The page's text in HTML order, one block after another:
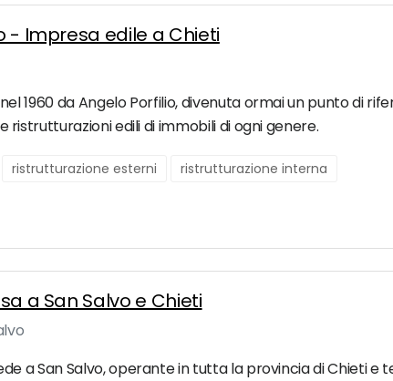
- Impresa edile a Chieti
1960 da Angelo Porfilio, divenuta ormai un punto di
ristrutturazioni edili di immobili di ogni genere.
ristrutturazione esterni ristrutturazione interna
a San Salvo e Chieti
a San Salvo, operante in tutta la provincia di Chieti